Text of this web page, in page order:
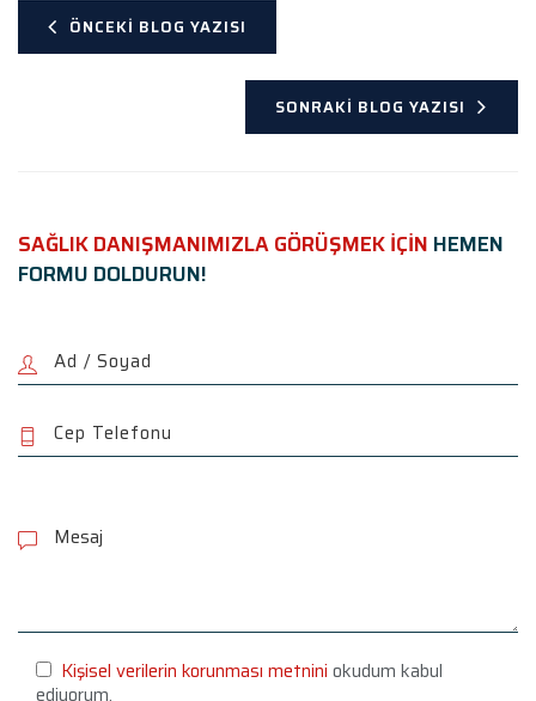
ÖNCEKI BLOG YAZISI
SONRAKI BLOG YAZISI
SAĞLIK DANIŞMANIMIZLA GÖRÜŞMEK İÇİN HEMEN
FORMU DOLDURUN!
l
e
Kişisel verilerin korunması metnini okudum kabul